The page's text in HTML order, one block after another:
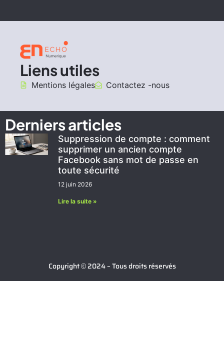
Liens utiles
Mentions légales Contactez -nous
Derniers articles
Suppression de compte : comment
supprimer un ancien compte
Facebook sans mot de passe en
toute sécurité
12 juin 2026
Lire la suite »
Copyright © 2024 – Tous droits réservés